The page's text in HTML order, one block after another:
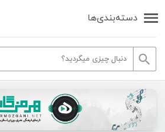
دسته‌بندی‌ها